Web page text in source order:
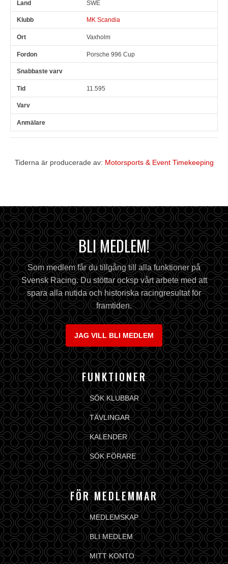
SWE
MK Scandia
Vaxholm
Porsche 996 Cup
11.595
Tiderna är producerade av: Motorsports & Event Timekeeping
BLI MEDLEM!
Som medlem får du tillgång till alla funktioner på
Svensk Racing. Du stöttar ocksp vårt arbete med att
spara alla nutida och historiska racingresultat för
framtiden.
JAG VILL BLI MEDLEM
FUNKTIONER
SÖK KLUBBAR
TÄVLINGAR
KALENDER
SÖK FÖRARE
FÖR MEDLEMMAR
MEDLEMSKAP
BLI MEDLEM
MITT KONTO